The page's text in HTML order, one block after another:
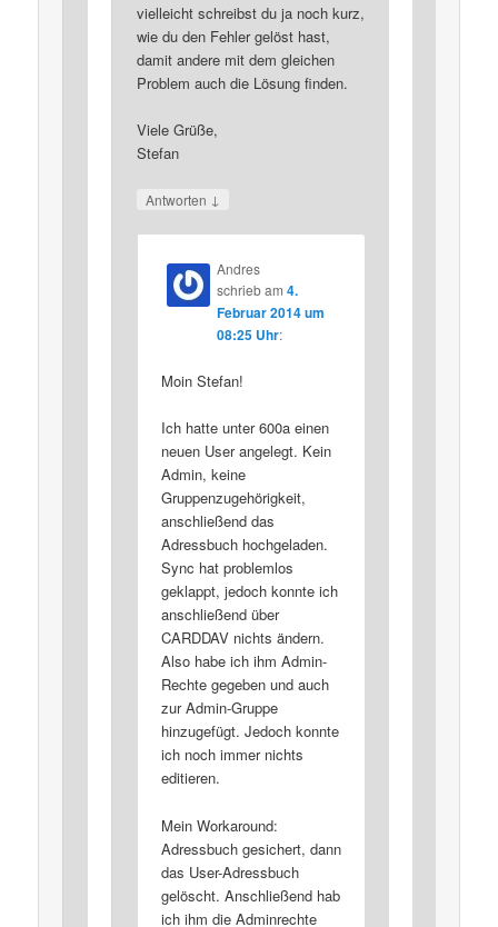
vielleicht schreibst du ja noch kurz,
wie du den Fehler gelöst hast,
damit andere mit dem gleichen
Problem auch die Lösung finden.
Viele Grüße,
Stefan
Antworten ↓
Andres
schriebam 4.
Februar 2014 um
08:25 Uhr:
Moin Stefan!
Ich hatte unter 600a einen
neuen User angelegt. Kein
Admin, keine
Gruppenzugehörigkeit,
anschließend das
Adressbuch hochgeladen.
Sync hat problemlos
geklappt, jedoch konnte ich
anschließend über
CARDDAV nichts ändern.
Also habe ich ihm Admin-
Rechte gegeben und auch
zur Admin-Gruppe
hinzugefügt. Jedoch konnte
ich noch immer nichts
editieren.
Mein Workaround:
Adressbuch gesichert, dann
das User-Adressbuch
gelöscht. Anschließend hab
ich ihm die Adminrechte